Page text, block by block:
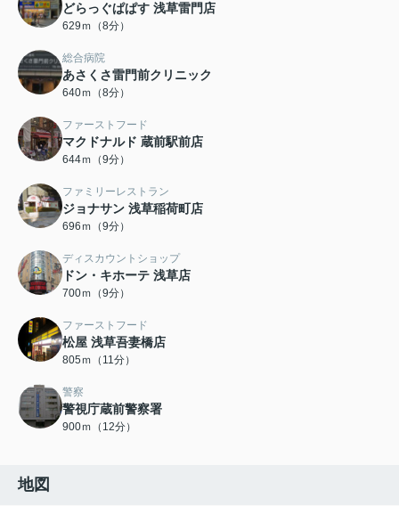
どらっぐぱぱす 浅草雷門店
629ｍ（8分）
総合病院
あさくさ雷門前クリニック
640ｍ（8分）
ファーストフード
マクドナルド 蔵前駅前店
644ｍ（9分）
ファミリーレストラン
ジョナサン 浅草稲荷町店
696ｍ（9分）
ディスカウントショップ
ドン・キホーテ 浅草店
700ｍ（9分）
ファーストフード
松屋 浅草吾妻橋店
805ｍ（11分）
警察
警視庁蔵前警察署
900ｍ（12分）
地図